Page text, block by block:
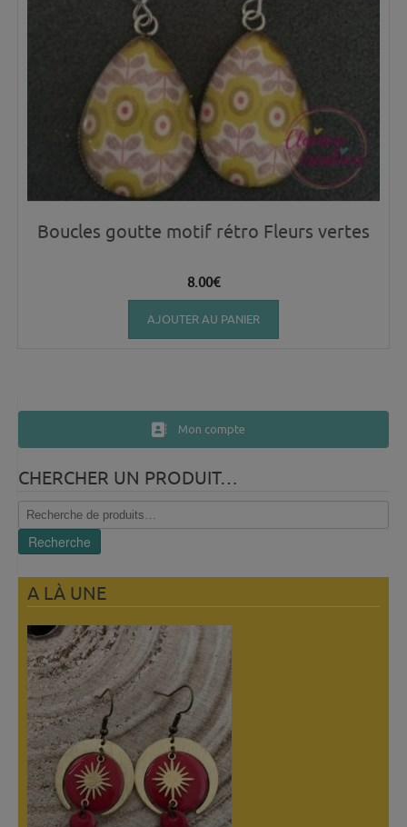
Boucles goutte motif rétro Fleurs vertes
8.00€
AJOUTER AU PANIER
Mon compte
CHERCHER UN PRODUIT…
Recherche
pour :
Recherche
A LÀ UNE